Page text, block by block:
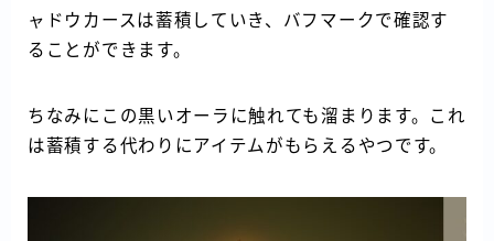
ャドウカースは蓄積していき、バフマークで確認す
ることができます。
ちなみにこの黒いオーラに触れても溜まります。これ
は蓄積する代わりにアイテムがもらえるやつです。